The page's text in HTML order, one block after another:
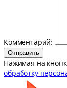
Комментарий:
Отправить
Нажимая на
обработку